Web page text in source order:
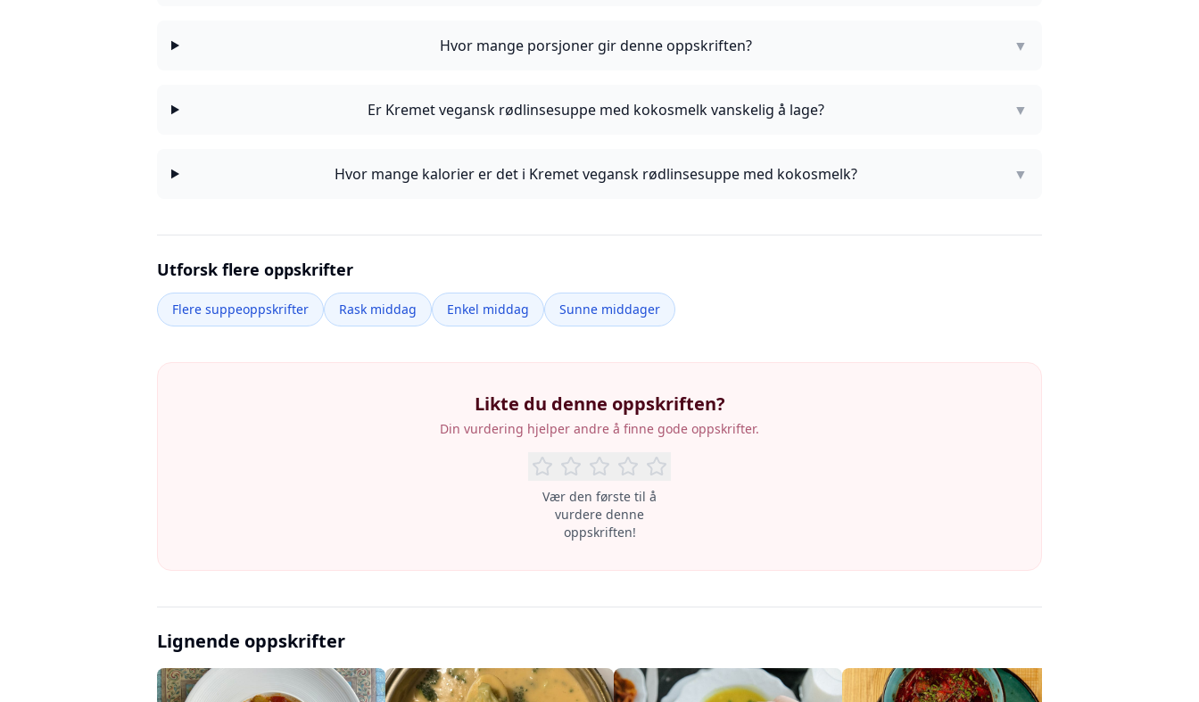
Hvor mange porsjoner gir denne oppskriften? ▼
Er Kremet vegansk rødlinsesuppe med kokosmelk vanskelig å lage? ▼
Hvor mange kalorier er det i Kremet vegansk rødlinsesuppe med kokosmelk? ▼
Utforsk flere oppskrifter
Flere suppeoppskrifter Rask middag Enkel middag Sunne middager
Likte du denne oppskriften?
Din vurdering hjelper andre å finne gode oppskrifter.
Vær den første til å
vurdere denne
oppskriften!
Lignende oppskrifter